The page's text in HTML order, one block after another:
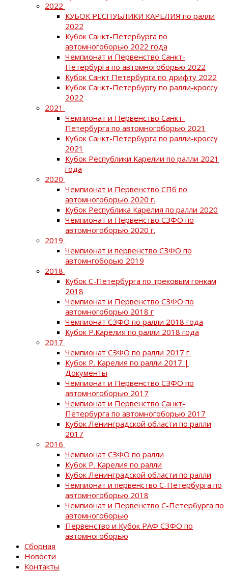
2022
КУБОК РЕСПУБЛИКИ КАРЕЛИЯ по ралли
2022
Кубок Санкт-Петербурга по
автомногоборью 2022 года
Чемпионат и Первенство Санкт-
Петербурга по автомногоборью 2022
Кубок Санкт Петербурга по дрифту 2022
Кубок Санкт-Петербургу по ралли-кроссу
2022
2021
Чемпионат и Первенство Санкт-
Петербурга по автомногоборью 2021
Кубок Санкт-Петербурга по ралли-кроссу
2021
Кубок Республики Карелии по ралли 2021
года
2020
Чемпионат и Первенство СПб по
автомногоборью 2020 г.
Кубок Республика Карелия по ралли 2020
Чемпионат и Первенство СЗФО по
автомногоборью 2020 г.
2019
Чемпионат и первенство СЗФО по
автомнгоборью 2019
2018
Кубок С-Петербурга по трековым гонкам
2018
Чемпионат и Первенство СЗФО по
автомногоборью 2018 г
Чемпионат СЗФО по ралли 2018 года
Кубок Р.Карелия по ралли 2018 года
2017
Чемпионат СЗФО по ралли 2017 г.
Кубок Р. Карелия по ралли 2017 |
Документы
Чемпионат и Первенство СЗФО по
автомногоборью 2017
Чемпионат и Первенство Санкт-
Петербурга по автомногоборью 2017
Кубок Ленинградской области по ралли
2017
2016
Чемпионат СЗФО по ралли
Кубок Р. Карелия по ралли
Кубок Ленинградской области по ралли
Чемпионат и первенство С-Петербурга по
автомногоборью 2018
Чемпионат и Первенство С-Петербурга по
автомногоборью
Первенство и Кубок РАФ СЗФО по
автомногоборью
Сборная
Новости
Контакты